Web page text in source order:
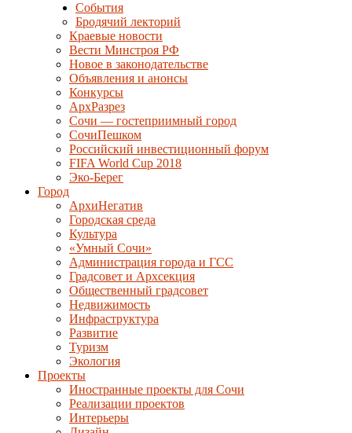
События
Бродячий лекторий
Краевые новости
Вести Минстроя РФ
Новое в законодательстве
Объявления и анонсы
Конкурсы
АрхРазрез
Сочи — гостеприимный город
СочиПешком
Российский инвестиционный форум
FIFA World Cup 2018
Эко-Берег
Город
АрхиНегатив
Городская среда
Культура
«Умный Сочи»
Администрация города и ГСС
Градсовет и Архсекция
Общественный градсовет
Недвижимость
Инфраструктура
Развитие
Туризм
Экология
Проекты
Иностранные проекты для Сочи
Реализации проектов
Интерьеры